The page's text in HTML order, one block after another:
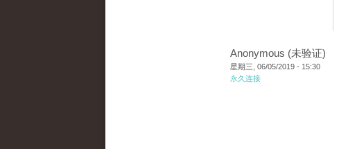
Anonymous (未验证)
星期三, 06/05/2019 - 15:30
永久连接